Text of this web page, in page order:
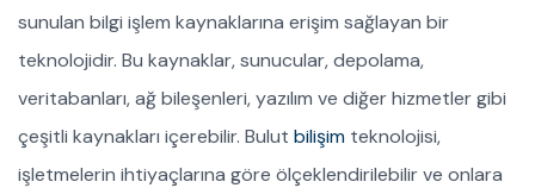
sunulan bilgi işlem kaynaklarına erişim sağlayan bir
teknolojidir. Bu kaynaklar, sunucular, depolama,
veritabanları, ağ bileşenleri, yazılım ve diğer hizmetler gibi
çeşitli kaynakları içerebilir. Bulut bilişim teknolojisi,
işletmelerin ihtiyaçlarına göre ölçeklendirilebilir ve onlara